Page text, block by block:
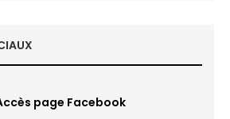
page Facebook